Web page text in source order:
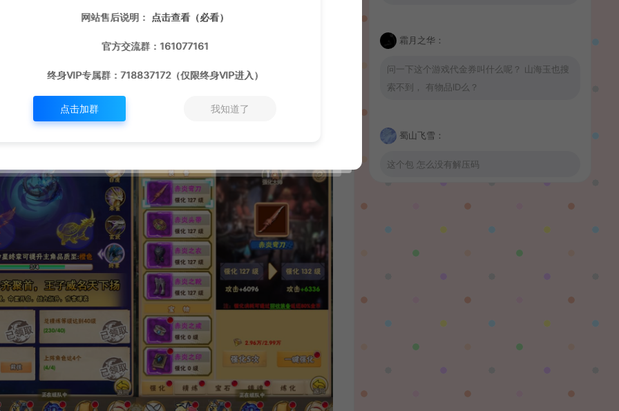
霜月之华：
问一下这个游戏代金券叫什么呢？ 山海玉也搜
索不到， 有物品ID么？
蜀山飞雪：
这个包 怎么没有解压码
问一下这个游戏代金券叫什么呢？GM后台搜不
网站售后说明： 点击查看（必看）
官方交流群：161077161
终身VIP专属群：718837172（仅限终身VIP进入）
点击加群 我知道了